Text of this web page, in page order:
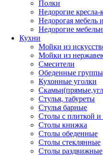
Полки
Недорогие кресла-
Недорогая мебель
Недорогие
Кухни
Мойки из
Мойки из
Смесители
Обеденные группы
Кухонные уголки
Стулья, табуреты
Стулья барные
Столы с плиткой и
Столы книжка
Столы обеденные
Столы стеклянные
Столы раздвижные